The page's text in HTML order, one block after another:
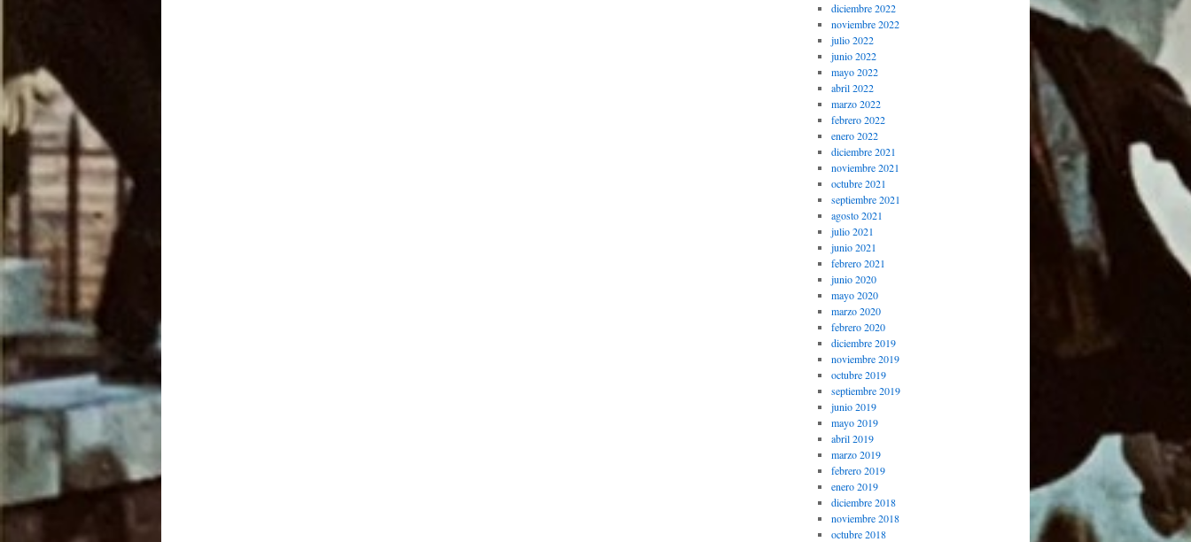
diciembre 2022
noviembre 2022
julio 2022
junio 2022
mayo 2022
abril 2022
marzo 2022
febrero 2022
enero 2022
diciembre 2021
noviembre 2021
octubre 2021
septiembre 2021
agosto 2021
julio 2021
junio 2021
febrero 2021
junio 2020
mayo 2020
marzo 2020
febrero 2020
diciembre 2019
noviembre 2019
octubre 2019
septiembre 2019
junio 2019
mayo 2019
abril 2019
marzo 2019
febrero 2019
enero 2019
diciembre 2018
noviembre 2018
octubre 2018